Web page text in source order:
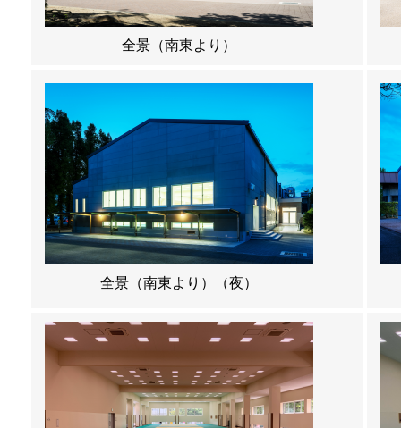
全景（南東より）
全景（南東より）（夜）